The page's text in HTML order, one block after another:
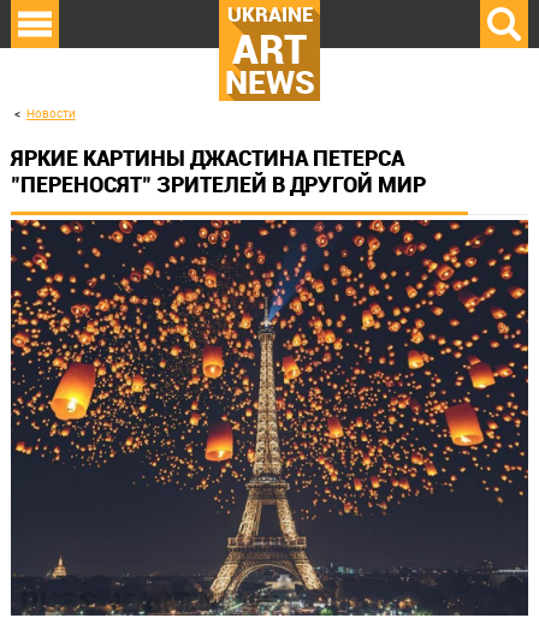
UKRAINE
ART
NEWS
Новости
ЯРКИЕ КАРТИНЫ ДЖАСТИНА ПЕТЕРСА
"ПЕРЕНОСЯТ" ЗРИТЕЛЕЙ В ДРУГОЙ МИР